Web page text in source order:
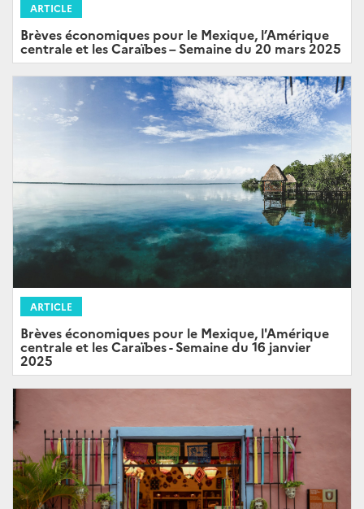
ARTICLE
Brèves économiques pour le Mexique, l’Amérique
centrale et les Caraïbes – Semaine du 20 mars 2025
ARTICLE
Brèves économiques pour le Mexique, l'Amérique
centrale et les Caraïbes - Semaine du 16 janvier
2025